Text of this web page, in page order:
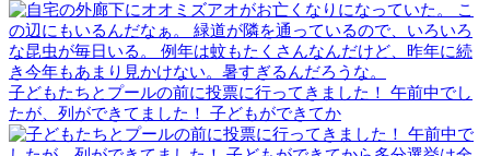
子どもたちとプールの前に投票に行ってきました！ 午前中でし
たが、列ができてました！ 子どもができてか